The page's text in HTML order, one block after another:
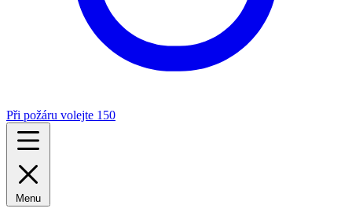
Při požáru volejte 150
Menu